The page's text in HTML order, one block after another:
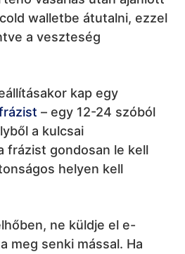
walletbe átutalni, ezzel
a veszteség
kap egy
– egy 12-24 szóból
a kulcsai
frázist gondosan le kell
helyen kell
ne küldje el e-
meg senki mással. Ha